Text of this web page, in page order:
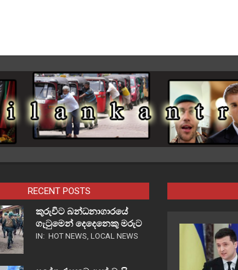
RECENT POSTS
කුරුවිට බන්ධනාගාරයේ
ගැටුමෙන් දෙදෙනෙකු මරුට
IN: HOT NEWS, LOCAL NEWS